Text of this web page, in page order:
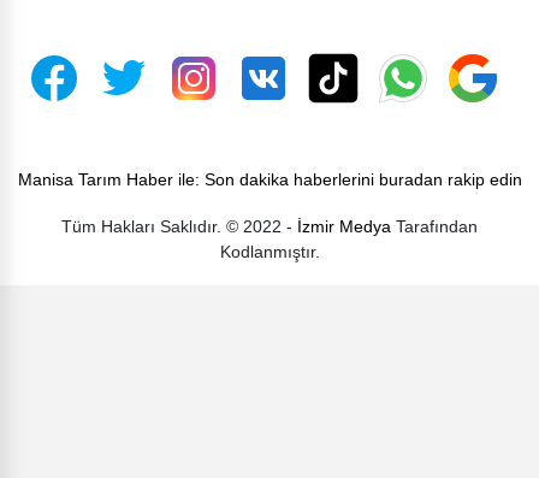
Manisa Tarım Haber ile: Son dakika haberlerini buradan rakip edin
Tüm Hakları Saklıdır. © 2022 - İzmir Medya Tarafından
Kodlanmıştır.